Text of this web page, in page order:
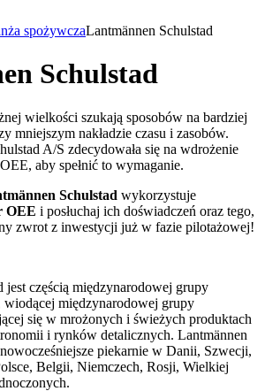
spożywczaLantmännen Schulstad
Schulstad
wielkości szukają sposobów na bardziej
mniejszym nakładzie czasu i zasobów.
A/S zdecydowała się na wdrożenie
aby spełnić to wymaganie.
Schulstad wykorzystuje
OEE i posłuchaj ich doświadczeń oraz tego,
zwrot z inwestycji już w fazie pilotażowej!
jest częścią międzynarodowej grupy
wiodącej międzynarodowej grupy
się w mrożonych i świeżych produktach
i rynków detalicznych. Lantmännen
piekarnie w Danii, Szwecji,
Belgii, Niemczech, Rosji, Wielkiej